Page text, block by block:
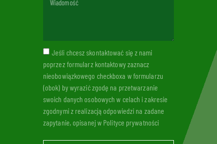
Jeśli chcesz skontaktować się z nami
poprzez formularz kontaktowy zaznacz
nieobowiązkowego checkboxa w formularzu
(obok) by wyrazić zgodę na przetwarzanie
swoich danych osobowych w celach i zakresie
zgodnymi z realizacją odpowiedzi na zadane
zapytanie, opisanej w Polityce prywatności